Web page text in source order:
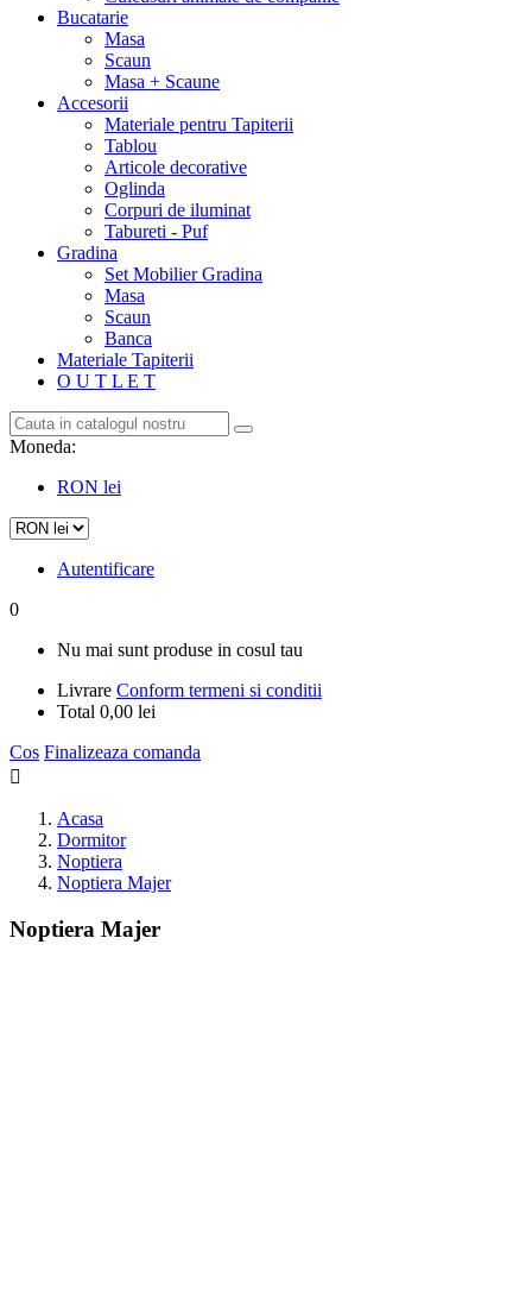
Bucatarie
Masa
Scaun
Masa + Scaune
Accesorii
Materiale pentru Tapiterii
Tablou
Articole decorative
Oglinda
Corpuri de iluminat
Tabureti - Puf
Gradina
Set Mobilier Gradina
Masa
Scaun
Banca
Materiale Tapiterii
O U T L E T
Moneda:
RON lei
Autentificare
0
Nu mai sunt produse in cosul tau
Livrare Conform termeni si conditii
Total 0,00 lei
Cos Finalizeaza comanda

Acasa
Dormitor
Noptiera
Noptiera Majer
Noptiera Majer